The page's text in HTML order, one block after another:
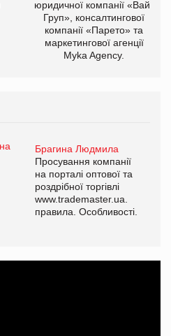
юридичної компанії «Вайз
Груп», консалтингової
компанії «Парето» та
маркетингової агенції
Myka Agency.
Брагина Людмила
Просування компанії
на порталі оптової та
роздрібної торгівлі
www.trademaster.ua.
правила. Особливості.